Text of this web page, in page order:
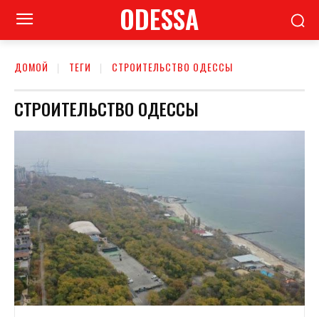
ODESSA
ДОМОЙ ТЕГИ СТРОИТЕЛЬСТВО ОДЕССЫ
СТРОИТЕЛЬСТВО ОДЕССЫ